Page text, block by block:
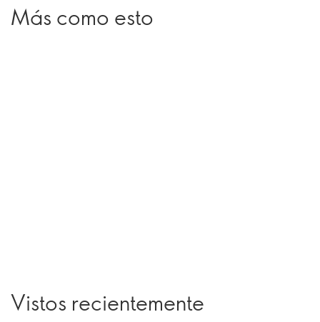
Más como esto
Vistos recientemente